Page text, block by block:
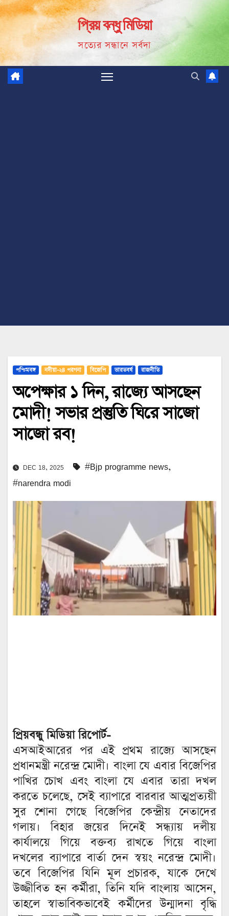
Skip
to
content
প্রিয় বন্ধু মিডিয়া
সত্যের সন্ধানে সর্বদা
পশ্চিমবঙ্গ নদীয়া-২৪ পরগনা বিজেপি ভারতবর্ষ রাজনীতি
অপেক্ষার ১ দিন, রাজ্যে আসছেন
মোদী! সভার প্রস্তুতি ঘিরে সাজো
সাজো রব!
DEC 18, 2025 #Bjp programme news,
#narendra modi
প্রিয়বন্ধু মিডিয়া রিপোর্ট-
এসআইআরের পর এই প্রথম রাজ্যে আসছেন
প্রধানমন্ত্রী নরেন্দ্র মোদী। বাংলা যে এবার বিজেপির
পাখির চোখ এবং বাংলা যে এবার তারা দখল
করতে চলেছে, সেই ব্যাপারে বারবার আত্মপ্রত্যয়ী
সুর শোনা গেছে বিজেপির কেন্দ্রীয় নেতাদের
গলায়। বিহার জয়ের দিনেই সন্ধ্যায় দলীয়
কার্যালয়ে গিয়ে বক্তব্য রাখতে গিয়ে বাংলা
দখলের ব্যাপারে বার্তা দেন স্বয়ং নরেন্দ্র মোদী।
তবে বিজেপির যিনি মূল প্রচারক, যাকে দেখে
উজ্জীবিত হন কর্মীরা, তিনি যদি বাংলায় আসেন,
তাহলে স্বাভাবিকভাবেই কর্মীদের উন্মাদনা বৃদ্ধি